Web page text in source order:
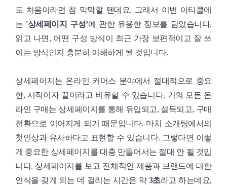
도 처음이라면 참 막막할 텐데요. 그래서 이번 아티클에
는 '상세페이지 구성’에 관한 유용한 정보를 담았습니다.
읽고 나면, 어떤 구성 방식이 최근 가장 보편적이고 잘 쓰
이는 방식인지 충분히 이해하게 될 것입니다.
상세페이지는 온라인 커머스 분야에서 절대적으로 중요
한, 시작이자 끝이라고 비유할 수 있습니다. 거의 모든 온
라인 구매는 상세페이지를 통해 유입되고, 설득되고, 구매
전환으로 이어지게 되기 때문입니다. 마치 소개팅에서의
첫인상과 유사하다고 표현할 수 있습니다. 그렇다면 이렇
게 중요한 상세페이지를 대충 만들어서는 절대 안 될 것입
니다. 상세페이지를 보고 전체적인 제품과 브랜드에 대한
인식을 갖게 되는 데 걸리는 시간은 약 3초라고 하는데요,